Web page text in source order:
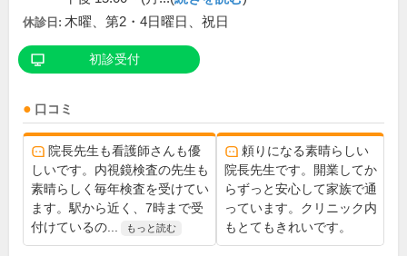
休診日: 木曜、第2・4日曜日、祝日
初診受付
口コミ
院長先生も看護師さんも優
しいです。内視鏡検査の先生も
素晴らしく毎年検査を受けてい
ます。駅から近く、7時まで受
付けているの...
もっと読む
頼りになる素晴らしい
院長先生です。開業してか
らずっと安心して家族で通
っています。クリニック内
もとてもきれいです。